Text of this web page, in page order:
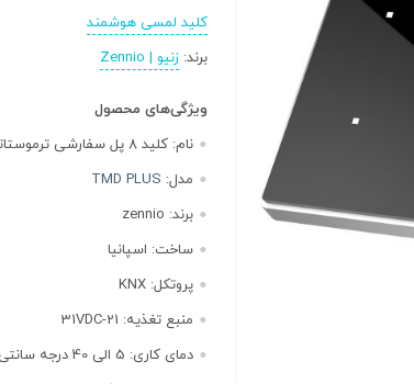
کلید لمسی هوشمند
برند:زنیو | Zennio
ویژگی‌های محصول
نام:کلید ۸ پل سفارشی ترموستاتیک زنیو
مدل: TMD PLUS
برند: zennio
ساخت: اسپانیا
پروتکل:KNX
منبع تغذیه: 21-31VDC
دمای کاری: 5 الی 40 درجه سانتی گراد